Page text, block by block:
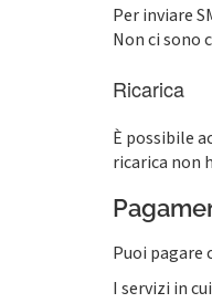
Per inviare
Non ci sono
Ricarica
È possibile
ricarica non
Puoi pagare
I servizi in